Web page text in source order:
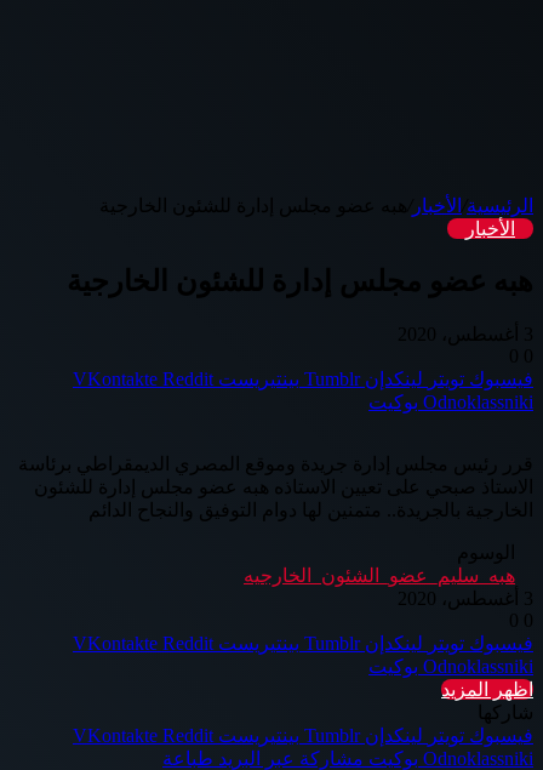
الرئيسية الأخبار
هبه عضو مجلس إدارة للشئون الخارجية
الأخبار
هبه عضو مجلس إدارة للشئون الخارجية
0
فيسبوك تويتر لينكدإن بينتيريست
Odnoklassniki بوكيت
قرر رئيس مجلس إدارة جريدة وموقع المصري الديمقراطي برئاسة
الاستاذ صبحي على تعيين الاستاذه هبه عضو مجلس إدارة للشئون
الخارجية بالجريدة.. متمنين لها دوام التوفيق والنجاح الدائم
الوسوم
هبه_سليم_عضو_الشئون_الخارجيه
3 أغسطس، 2020
0
فيسبوك تويتر لينكدإن بينتيريست
Odnoklassniki بوكيت
اظهر المزيد
شاركها
فيسبوك تويتر لينكدإن بينتيريست
Odnoklassniki بوكيت مشاركة عبر البريد طباعة